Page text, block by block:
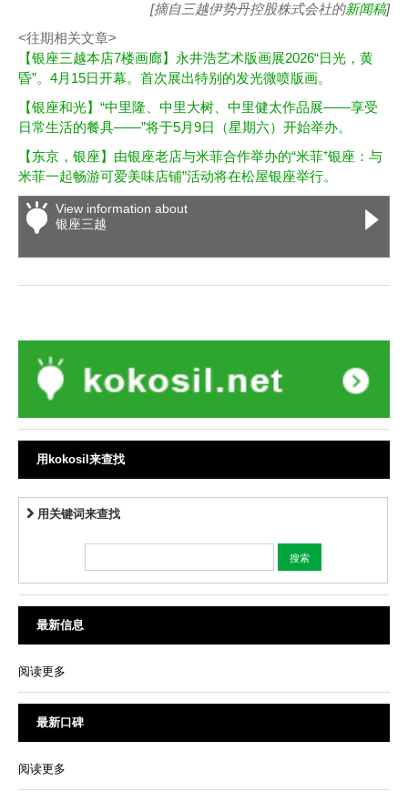
[摘自三越伊势丹控股株式会社的新闻稿]
<往期相关文章>
【银座三越本店7楼画廊】永井浩艺术版画展2026“日光，黄
昏”。4月15日开幕。首次展出特别的发光微喷版画。
【银座和光】“中里隆、中里大树、中里健太作品展——享受
日常生活的餐具——”将于5月9日（星期六）开始举办。
【东京，银座】由银座老店与米菲合作举办的“米菲⁺银座：与
米菲一起畅游可爱美味店铺”活动将在松屋银座举行。
View information about
银座三越
用kokosil来查找
用关键词来查找
最新信息
阅读更多
最新口碑
阅读更多